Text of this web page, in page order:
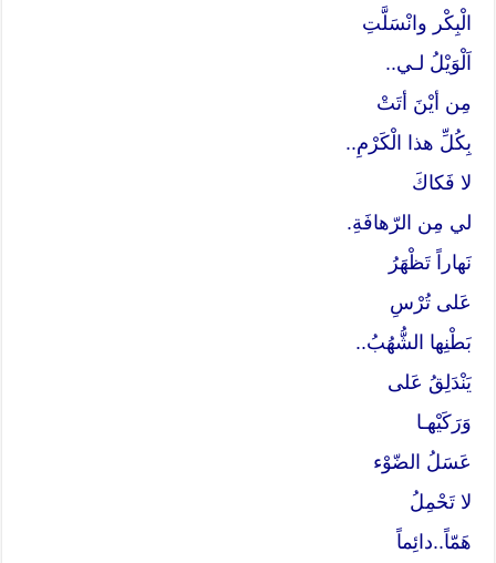
الْبِكْر وانْسَلَّتِ
اَلْوَيْلُ لـي..
مِن أيْنَ أتَتْ
بِكُلِّ هذا الْكَرْمِ..
لا فَكاكَ
لي مِن الرّهافَةِ.
نَهاراً تَظْهَرُ
عَلى تُرْسِ
بَطْنِها الشُّهُبُ..
يَنْدَلِقُ عَلى
وَرَكَيْهـا
عَسَلُ الضّوْء
لا تَحْمِلُ
هَمّاً..دائِماً